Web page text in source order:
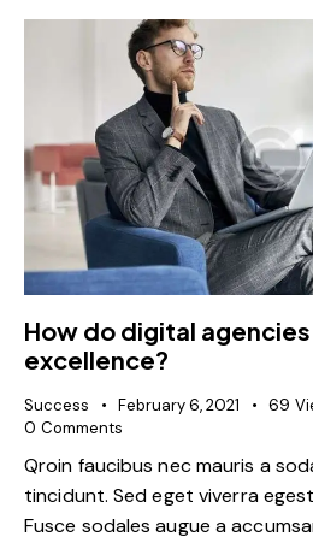
How do digital
excellence?
Success February 6, 2021 69
0 Comments
Qroin faucibus nec mauris a
tincidunt. Sed eget viverra
Fusce sodales augue a